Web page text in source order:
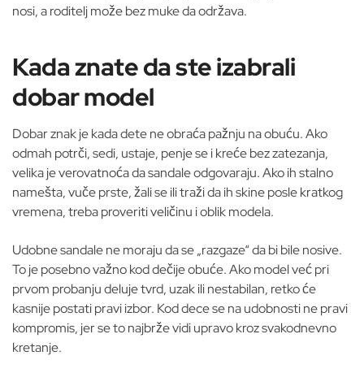
nosi, a roditelj može bez muke da održava.
Kada znate da ste izabrali
dobar model
Dobar znak je kada dete ne obraća pažnju na obuću. Ako
odmah potrči, sedi, ustaje, penje se i kreće bez zatezanja,
velika je verovatnoća da sandale odgovaraju. Ako ih stalno
namešta, vuče prste, žali se ili traži da ih skine posle kratkog
vremena, treba proveriti veličinu i oblik modela.
Udobne sandale ne moraju da se „razgaze“ da bi bile nosive.
To je posebno važno kod dečije obuće. Ako model već pri
prvom probanju deluje tvrd, uzak ili nestabilan, retko će
kasnije postati pravi izbor. Kod dece se na udobnosti ne pravi
kompromis, jer se to najbrže vidi upravo kroz svakodnevno
kretanje.